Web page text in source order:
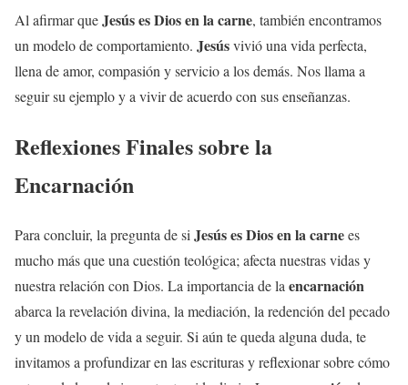
Al afirmar queJesúsesDios en la carne, también encontramos
un modelo de comportamiento. Jesúsvivió una vida perfecta,
llena de amor, compasión y servicio a los demás. Nos llama a
seguir su ejemplo y a vivir de acuerdo con sus enseñanzas.
Reflexiones Finales sobre la
Encarnación
Para concluir, la pregunta de si JesúsesDios en la carnees
mucho más que una cuestión teológica; afecta nuestras vidas y
nuestra relación con Dios. La importancia de la encarnación
abarca la revelación divina, la mediación, la redención del pecado
y un modelo de vida a seguir. Si aún te queda alguna duda, te
invitamos a profundizar en las escrituras y reflexionar sobre cómo